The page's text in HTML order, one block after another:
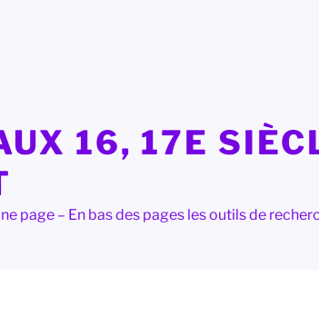
16, 17E
page – En bas des pages les outils de